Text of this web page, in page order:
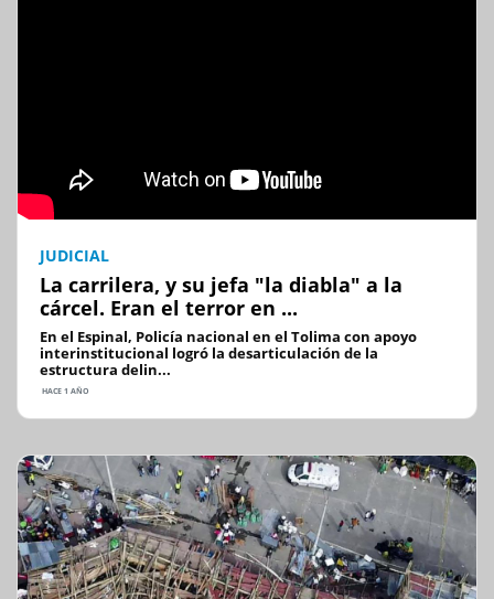
JUDICIAL
La carrilera, y su jefa "la diabla" a la
cárcel. Eran el terror en ...
En el Espinal, Policía nacional en el Tolima con apoyo
interinstitucional logró la desarticulación de la
estructura delin...
HACE 1 AÑO